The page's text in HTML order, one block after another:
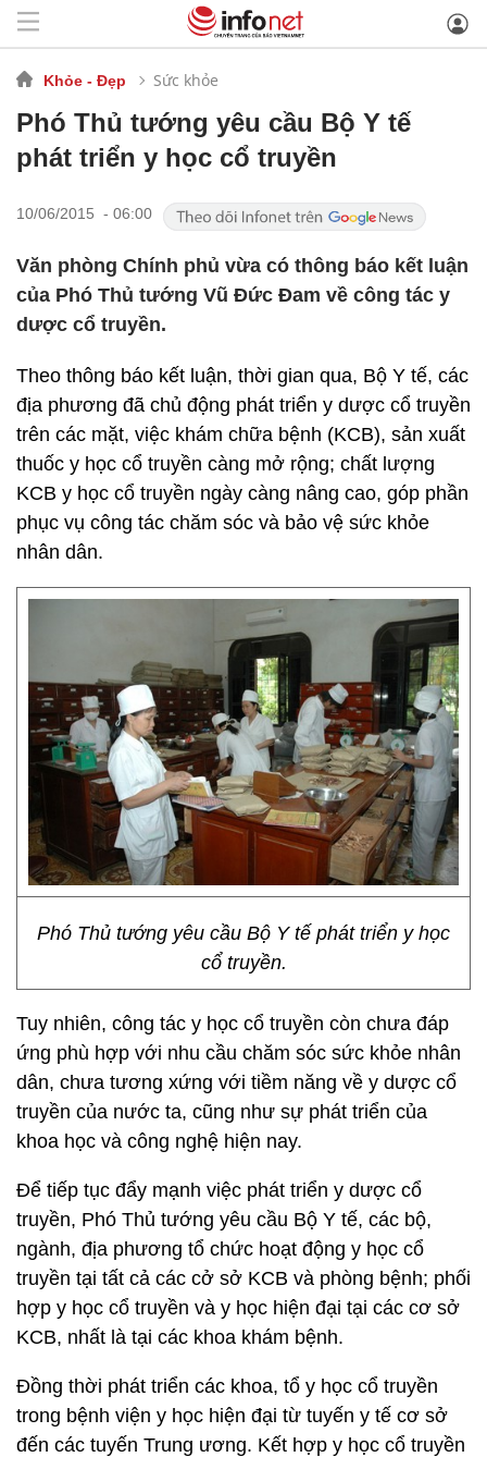
Khỏe - Đẹp Sức khỏe
Phó Thủ tướng yêu cầu Bộ Y tế
phát triển y học cổ truyền
10/06/2015 - 06:00
Văn phòng Chính phủ vừa có thông báo kết luận
của Phó Thủ tướng Vũ Đức Đam về công tác y
dược cổ truyền.
Theo thông báo kết luận, thời gian qua, Bộ Y tế, các
địa phương đã chủ động phát triển y dược cổ truyền
trên các mặt, việc khám chữa bệnh (KCB), sản xuất
thuốc y học cổ truyền càng mở rộng; chất lượng
KCB y học cổ truyền ngày càng nâng cao, góp phần
phục vụ công tác chăm sóc và bảo vệ sức khỏe
nhân dân.
Phó Thủ tướng yêu cầu Bộ Y tế phát triển y học
cổ truyền.
Tuy nhiên, công tác y học cổ truyền còn chưa đáp
ứng phù hợp với nhu cầu chăm sóc sức khỏe nhân
dân, chưa tương xứng với tiềm năng về y dược cổ
truyền của nước ta, cũng như sự phát triển của
khoa học và công nghệ hiện nay.
Để tiếp tục đẩy mạnh việc phát triển y dược cổ
truyền, Phó Thủ tướng yêu cầu Bộ Y tế, các bộ,
ngành, địa phương tổ chức hoạt động y học cổ
truyền tại tất cả các cở sở KCB và phòng bệnh; phối
hợp y học cổ truyền và y học hiện đại tại các cơ sở
KCB, nhất là tại các khoa khám bệnh.
Đồng thời phát triển các khoa, tổ y học cổ truyền
trong bệnh viện y học hiện đại từ tuyến y tế cơ sở
đến các tuyến Trung ương. Kết hợp y học cổ truyền